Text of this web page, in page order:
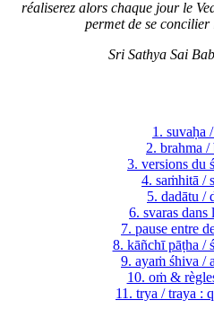
réaliserez alors chaque jour le
permet de se concilier
Sri Sathya Sai
1. suvaḥa
2. brahma /
3. versions du
4. saṁhitā /
5. dadātu /
6. svaras dans
7. pause entre
8. kāñchī pāṭha /
9. ayaṁ śhiva /
10. oṁ &
11. trya / traya :